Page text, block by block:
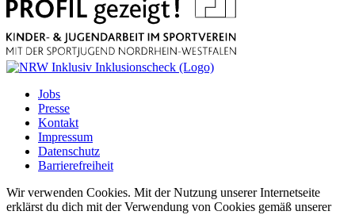
Jobs
Presse
Kontakt
Impressum
Datenschutz
Barrierefreiheit
Wir verwenden Cookies. Mit der Nutzung unserer Internetseite
erklärst du dich mit der Verwendung von Cookies gemäß unserer